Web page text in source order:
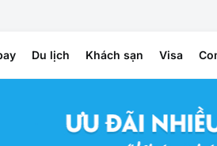
Du lịch Khách sạn Visa